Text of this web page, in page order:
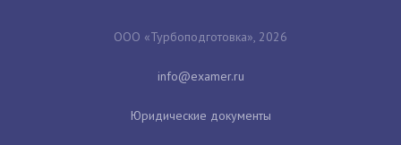
ООО «Турбоподготовка», 2026
Юридические документы